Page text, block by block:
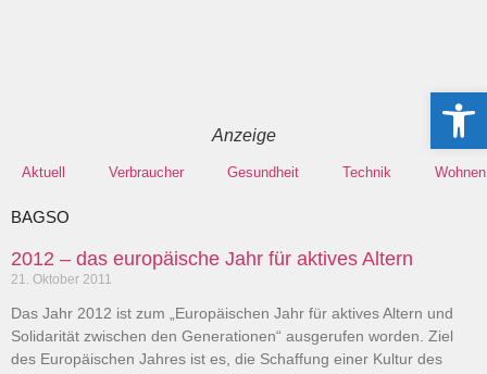
Anzeige
Aktuell Verbraucher Gesundheit Technik Wohnen
BAGSO
2012 – das europäische Jahr für aktives Altern
21. Oktober 2011
Das Jahr 2012 ist zum „Europäischen Jahr für aktives Altern und
Solidarität zwischen den Generationen“ ausgerufen worden. Ziel
des Europäischen Jahres ist es, die Schaffung einer Kultur des